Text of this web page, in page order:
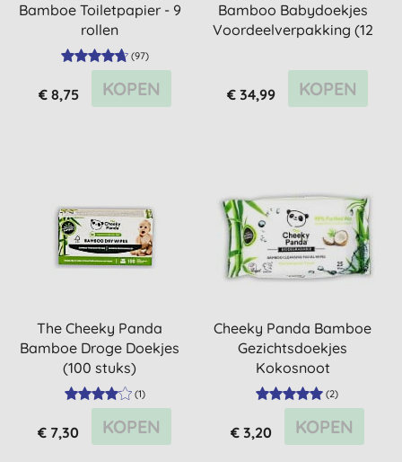
Bamboe Toiletpapier - 9
rollen
(97)
€ 8,75 KOPEN
Bamboo Babydoekjes
Voordeelverpakking (12
€ 34,99 KOPEN
The Cheeky Panda
Bamboe Droge Doekjes
(100 stuks)
(1)
€ 7,30 KOPEN
Cheeky Panda Bamboe
Gezichtsdoekjes
Kokosnoot
(2)
€ 3,20 KOPEN